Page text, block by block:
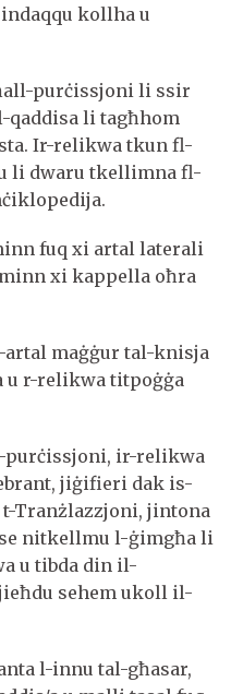
kollha u
purċissjoni li ssir
li tagħhom
Ir-relikwa tkun fl-
li dwaru tkellimna fl-
fuq xi artal laterali
xi kappella oħra
maġġur tal-knisja
u r-relikwa titpoġġa
purċissjoni, ir-relikwa
jiġifieri dak is-
Tranżlazzjoni, jintona
nitkellmu l-ġimgħa li
u tibda din il-
sehem ukoll il-
l-innu tal-għasar,